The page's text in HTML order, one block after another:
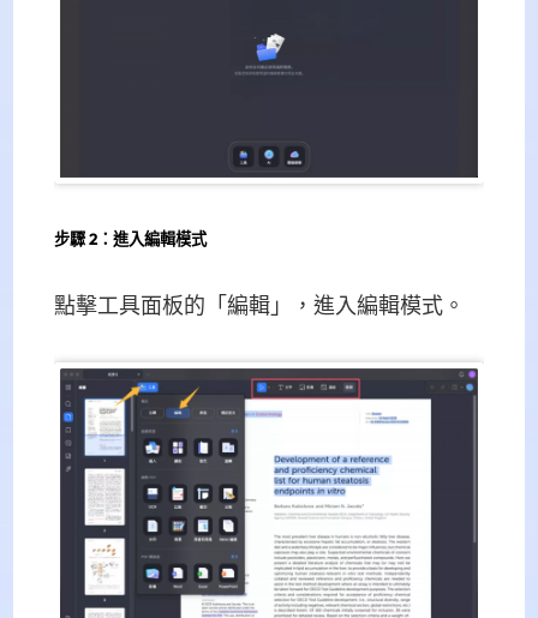
步驟 2：進入編輯模式
點擊工具面板的「編輯」，進入編輯模式。